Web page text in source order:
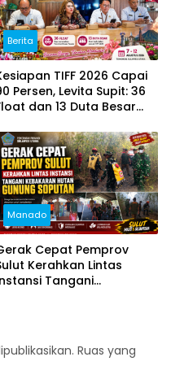
Berita
TIFF 2026 Capai
Persen, Levita Supit: 36
dan 13 Duta Besar
Manado
Cepat Pemprov
Kerahkan Lintas
Tangani
Ruas yang